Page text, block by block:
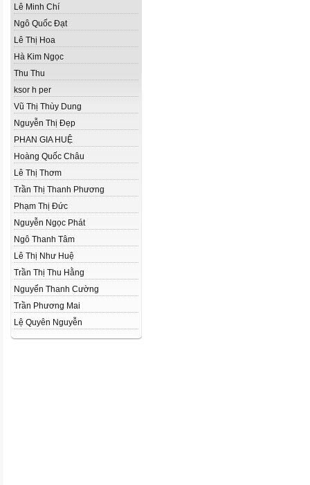
Lê Minh Chí
Ngô Quốc Đạt
Lê Thị Hoa
Hà Kim Ngọc
Thu Thu
ksor h per
Vũ Thị Thùy Dung
Nguyễn Thị Đẹp
PHAN GIA HUỆ
Hoàng Quốc Châu
Lê Thị Thơm
Trần Thị Thanh Phương
Phạm Thị Đức
Nguyễn Ngọc Phát
Ngô Thanh Tâm
Lê Thị Như Huệ
Trần Thị Thu Hằng
Nguyển Thanh Cường
Trần Phương Mai
Lệ Quyên Nguyễn